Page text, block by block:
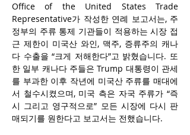
Office of the United States Trade
Representative가 작성한 연례 보고서는, 주
정부의 주류 통제 기관들이 적용하는 시장 접
근 제한이 미국산 와인, 맥주, 증류주의 캐나
다 수출을 “크게 저해한다”고 밝혔습니다. 또
한 일부 캐나다 주들은 Trump 대통령이 관세
를 부과한 이후 작년에 미국산 주류를 매대에
서 철수시켰으며, 미국 측은 자국 주류가 “즉
시 그리고 영구적으로” 모든 시장에 다시 판
매되기를 원한다고 보고서는 전했습니다.